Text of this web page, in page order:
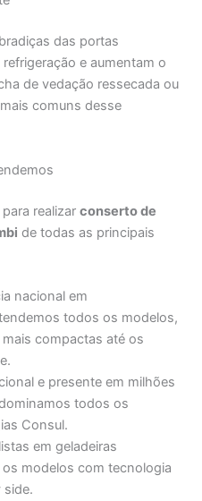
das portas
e aumentam o
de vedação ressecada ou
comuns desse
para realizarconserto de
de todas as principais
nacional em
todos os modelos,
compactas até os
e presente em milhões
todos os
Consul.
em geladeiras
modelos com tecnologia
side.